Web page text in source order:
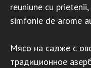
reuniune cu
simfonie de arome
Мясо на садже с
традиционное